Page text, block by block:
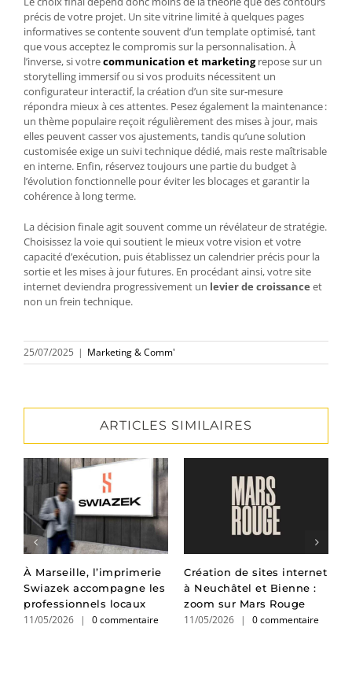
précis de votre projet. Un site vitrine limité à quelques pages
informatives se contente souvent d’un template optimisé, tant
que vous acceptez le compromis sur la personnalisation. À
l’inverse, si votrecommunication et marketingrepose sur un
storytelling immersif ou si vos produits nécessitent un
configurateur interactif, la création d’un site sur‑mesure
répondra mieux à ces attentes. Pesez également la maintenance :
un thème populaire reçoit régulièrement des mises à jour, mais
elles peuvent casser vos ajustements, tandis qu’une solution
customisée exige un suivi technique dédié, mais reste maîtrisable
en interne. Enfin, réservez toujours une partie du budget à
l’évolution fonctionnelle pour éviter les blocages et garantir la
cohérence à long terme.
La décision finale agit souvent comme un révélateur de stratégie.
Choisissez la voie qui soutient le mieux votre vision et votre
capacité d’exécution, puis établissez un calendrier précis pour la
sortie et les mises à jour futures. En procédant ainsi, votre site
internet deviendra progressivement un levier de croissance et
non un frein technique.
25/07/2025 | Marketing & Comm'
ARTICLES SIMILAIRES
À Marseille, l’imprimerie
Swiazek accompagne les
professionnels locaux
11/05/2026 | 0 commentaire
Création de sites internet
à Neuchâtel et Bienne :
zoom sur Mars Rouge
11/05/2026 | 0 commentaire